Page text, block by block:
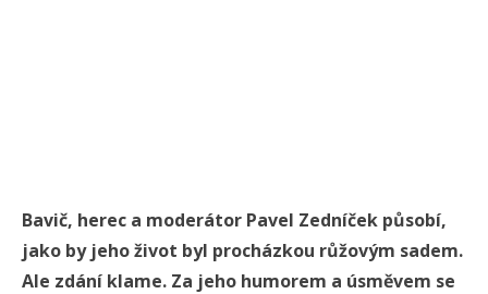
Bavič, herec a moderátor Pavel Zedníček působí,
jako by jeho život byl procházkou růžovým sadem.
Ale zdání klame. Za jeho humorem a úsměvem se